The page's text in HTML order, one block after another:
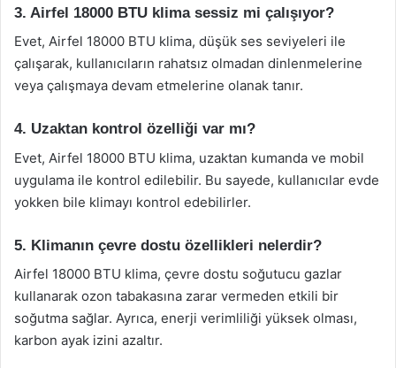
3. Airfel 18000 BTU klima sessiz mi çalışıyor?
Evet, Airfel 18000 BTU klima, düşük ses seviyeleri ile
çalışarak, kullanıcıların rahatsız olmadan dinlenmelerine
veya çalışmaya devam etmelerine olanak tanır.
4. Uzaktan kontrol özelliği var mı?
Evet, Airfel 18000 BTU klima, uzaktan kumanda ve mobil
uygulama ile kontrol edilebilir. Bu sayede, kullanıcılar evde
yokken bile klimayı kontrol edebilirler.
5. Klimanın çevre dostu özellikleri nelerdir?
Airfel 18000 BTU klima, çevre dostu soğutucu gazlar
kullanarak ozon tabakasına zarar vermeden etkili bir
soğutma sağlar. Ayrıca, enerji verimliliği yüksek olması,
karbon ayak izini azaltır.